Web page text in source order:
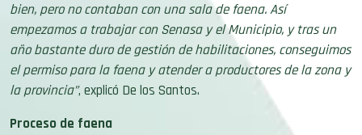
bien, pero no contaban con una sala de faena. Así
empezamos a trabajar con Senasa y el Municipio, y tras un
año bastante duro de gestión de habilitaciones, conseguimos
el permiso para la faena y atender a productores de la zona y
la provincia”, explicó De los Santos.
Proceso de faena